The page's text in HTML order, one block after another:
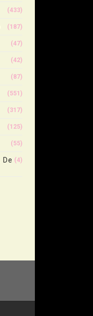
(433)
(187)
(47)
(42)
(87)
(551)
(317)
(125)
(55)
(4)